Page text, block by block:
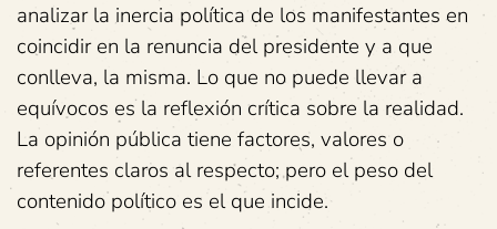
analizar la inercia política de los manifestantes en
coincidir en la renuncia del presidente y a que
conlleva, la misma. Lo que no puede llevar a
equívocos es la reflexión crítica sobre la realidad.
La opinión pública tiene factores, valores o
referentes claros al respecto; pero el peso del
contenido político es el que incide.